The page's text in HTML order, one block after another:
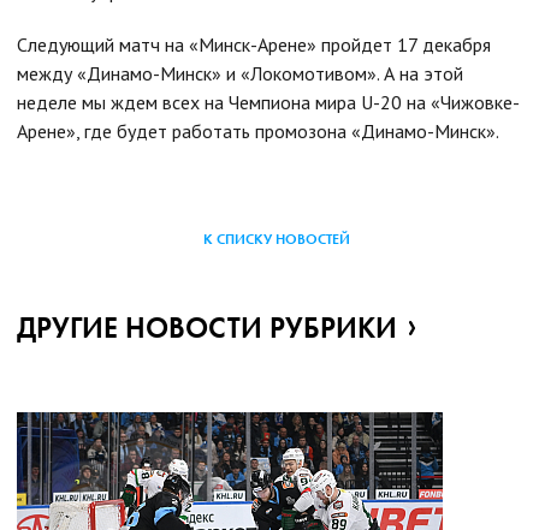
Следующий матч на «Минск-Арене» пройдет 17 декабря
между «Динамо-Минск» и «Локомотивом». А на этой
неделе мы ждем всех на Чемпиона мира U-20 на «Чижовке-
Арене», где будет работать промозона «Динамо-Минск».
К СПИСКУ НОВОСТЕЙ
ДРУГИЕ НОВОСТИ РУБРИКИ